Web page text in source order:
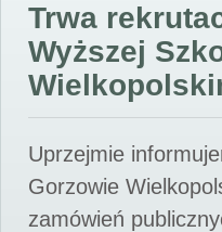
Trwa
Wyższej
Uprzejmie
Gorzowie
zamówień